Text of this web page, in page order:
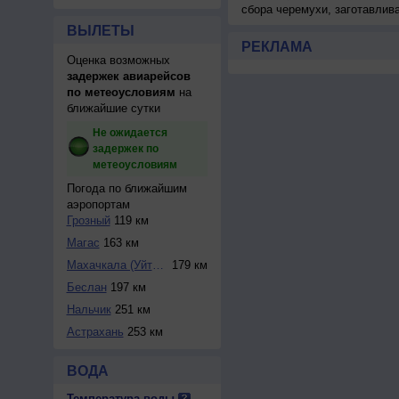
ВЫЛЕТЫ
Оценка возможных
задержек авиарейсов
по метеоусловиям на
ближайшие сутки
Не ожидается
задержек по
метеоусловиям
Погода по ближайшим
аэропортам
Грозный 119 км
Магас 163 км
Махачкала (Уйташ)
179 км
Беслан 197 км
Нальчик251 км
Астрахань 253 км
ВОДА
сбора черемухи,
РЕКЛАМА